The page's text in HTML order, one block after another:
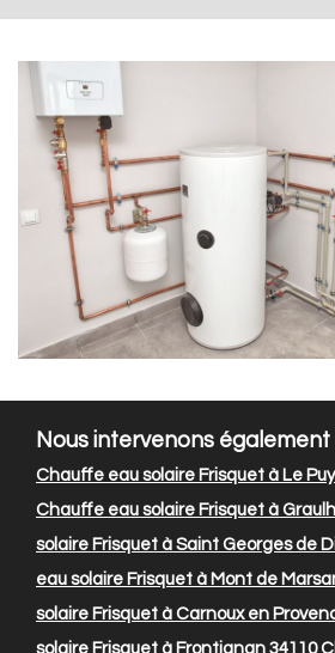
Nous intervenons également
Chauffe eau solaire Frisquet à Le
Chauffe eau solaire Frisquet à
solaire Frisquet à Saint Georges de
eau solaire Frisquet à Mont de
solaire Frisquet à Carnoux en
solaire Frisquet à Frontignan 34110